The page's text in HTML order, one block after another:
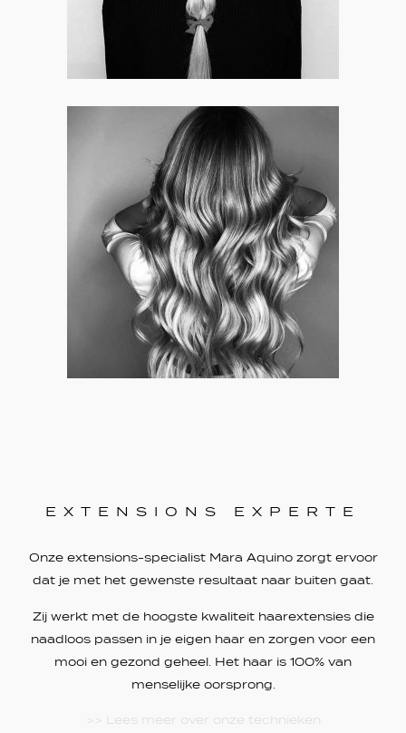
EXTENSIONS EXPERTE
Onze extensions-specialist Mara Aquino zorgt ervoor
dat je met het gewenste resultaat naar buiten gaat.
Zij werkt met de hoogste kwaliteit haarextensies die
naadloos passen in je eigen haar en zorgen voor een
mooi en gezond geheel. Het haar is 100% van
menselijke oorsprong.
>> Lees meer over onze technieken